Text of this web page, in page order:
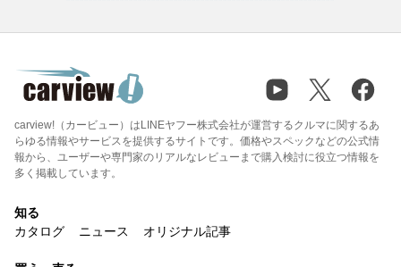
carview!（カービュー）はLINEヤフー株式会社が運営するクルマに関するあ
らゆる情報やサービスを提供するサイトです。価格やスペックなどの公式情
報から、ユーザーや専門家のリアルなレビューまで購入検討に役立つ情報を
多く掲載しています。
知る
カタログ
ニュース オリジナル記事